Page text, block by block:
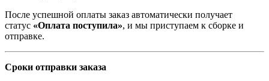
После успешной оплаты заказ автоматически получает
статус «Оплата поступила», и мы приступаем к сборке и
отправке.
Сроки отправки заказа